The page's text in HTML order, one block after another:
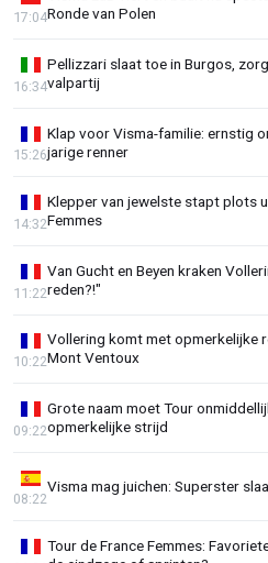
Ronde van Polen
17:04
Pellizzari slaat toe in Burgos,
valpartij
16:34
Klap voor Visma-familie: ernstig
jarige renner
15:26
Klepper van jewelste stapt plots
Femmes
14:32
Van Gucht en Beyen kraken
reden?!"
11:22
Vollering komt met opmerkelijke
Mont Ventoux
10:22
Grote naam moet Tour
opmerkelijke strijd
09:22
Visma mag juichen: Superster
08:22
Tour de France Femmes: